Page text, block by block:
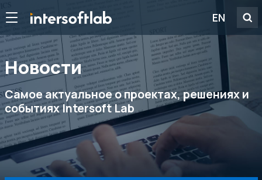
EN
Новости
Самое актуальное о проектах, решениях и
событиях Intersoft Lab